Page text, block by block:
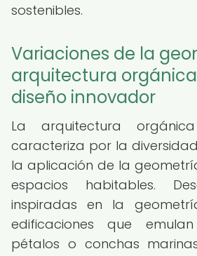
sostenibles.
Variaciones de la
arquitectura
diseño innovador
La arquitectura
caracteriza por la
la aplicación de la
espacios habitables.
inspiradas en la
edificaciones que
pétalos o conchas